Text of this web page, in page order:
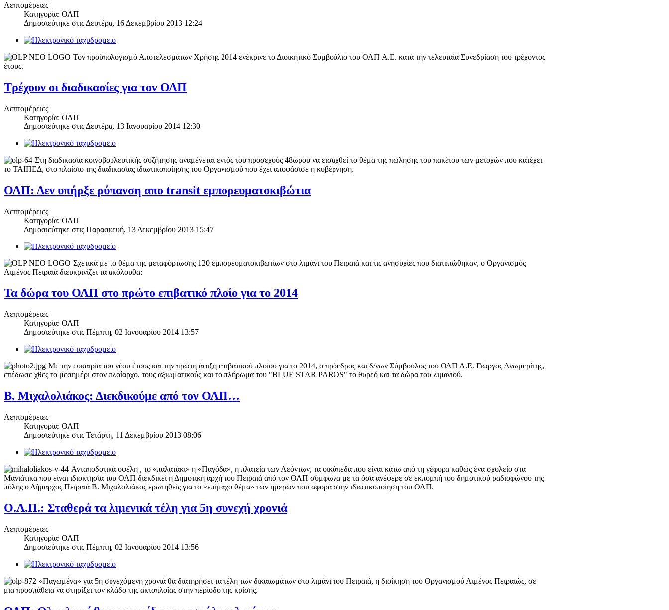
Λεπτομέρειες
Κατηγορία: ΟΛΠ
Δημοσιεύτηκε στις Δευτέρα, 16 Δεκεμβρίου 2013 12:24
Τον προϋπολογισμό Αποτελεσμάτων Χρήσης 2014 ενέκρινε το Διοικητικό Συμβούλιο του ΟΛΠ A.E. κατά την τελευταία Συνεδρίαση του τρέχοντος
έτους.
Τρέχουν οι διαδικασίες για τον ΟΛΠ
Λεπτομέρειες
Κατηγορία: ΟΛΠ
Δημοσιεύτηκε στις Δευτέρα, 13 Ιανουαρίου 2014 12:30
Στη διαδικασία κοινοβουλευτικής συζήτησης αναμένεται εντός του προσεχούς 48ωρου να εισαχθεί το θέμα της πώλησης του πακέτου των μετοχών που κατέχει
το ΤΑΙΠΕΔ, στο πλαίσιο της διαδικασίας ιδιωτικοποίησης του Οργανισμού που έχει αποφάσισε η κυβέρνηση.
ΟΛΠ: Δεν υπήρξε ρύπανση απο transit εμπορευματοκιβώτια
Λεπτομέρειες
Κατηγορία: ΟΛΠ
Δημοσιεύτηκε στις Παρασκευή, 13 Δεκεμβρίου 2013 15:47
Σχετικά με το θέμα της μεταφόρτωσης 120 εμπορευματοκιβωτίων στο λιμάνι του Πειραιά και τις ανησυχίες που διατυπώθηκαν, ο Οργανισμός
Λιμένος Πειραιά διευκρινίζει τα ακόλουθα:
Τα δώρα του ΟΛΠ στο πρώτο επιβατικό πλοίο για το 2014
Λεπτομέρειες
Κατηγορία: ΟΛΠ
Δημοσιεύτηκε στις Πέμπτη, 02 Ιανουαρίου 2014 13:57
Με την ευκαιρία του νέου έτους και την πρώτη άφιξη επιβατικού πλοίου για το 2014, ο πρόεδρος και δ/νων Σύμβουλος του ΟΛΠ Α.Ε. Γιώργος Ανωμερίτης,
επέδωσε χθες το μεσημέρι στον πλοίαρχο, τους αξιωματικούς και το πλήρωμα του "BLUE STAR PAROS" το θυρεό και τα δώρα του λιμανιού.
Β. Μιχαλολιάκος: Διεκδικούμε από τον ΟΛΠ…
Λεπτομέρειες
Κατηγορία: ΟΛΠ
Δημοσιεύτηκε στις Τετάρτη, 11 Δεκεμβρίου 2013 08:06
Ανταποδοτικά οφέλη , το «παλατάκι» η «Παγόδα», η πλατεία των Λεόντων, τα οικόπεδα που είναι κάτω από τη γέφυρα καθώς ένα σχολείο στα
Μανιάτικα που είναι ιδιοκτησία του ΟΛΠ διεκδικεί η Δημοτική αρχή του Πειραιά από τον ΟΛΠ σύμφωνα με τα όσα ανέφερε σε εκπομπή του δημοτικού ραδιοφώνου της
πόλης ο Δήμαρχος Πειραιά Β. Μιχαλολιάκος ερωτηθείς για το «επίμαχο θέμα» των ημερών που αφορά στην ιδιωτικοποίηση του ΟΛΠ.
Ο.Λ.Π.: Σταθερά τα λιμενικά τέλη για 5η συνεχή χρονιά
Λεπτομέρειες
Κατηγορία: ΟΛΠ
Δημοσιεύτηκε στις Πέμπτη, 02 Ιανουαρίου 2014 13:56
«Παγωμένα» για 5η συνεχόμενη χρονιά θα διατηρήσει τα τέλη των δικαιωμάτων στο λιμάνι του Πειραιά, η διοίκηση του Οργανισμού Λιμένος Πειραιώς, σε
μια προσπάθεια να στηρίξει τον κλάδο της ακτοπλοΐας στην περίοδο της κρίσης.